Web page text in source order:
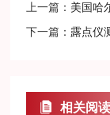
上一篇： 美国哈
下一篇： 露点仪
相关阅读